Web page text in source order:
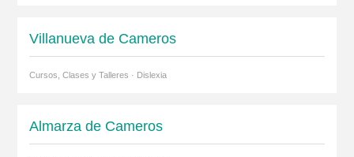
Villanueva de Cameros
Cursos, Clases y Talleres · Dislexia
Almarza de Cameros